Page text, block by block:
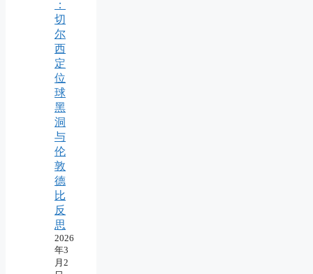
：
切
尔
西
定
位
球
黑
洞
与
伦
敦
德
比
反
思
2026
年3
月2